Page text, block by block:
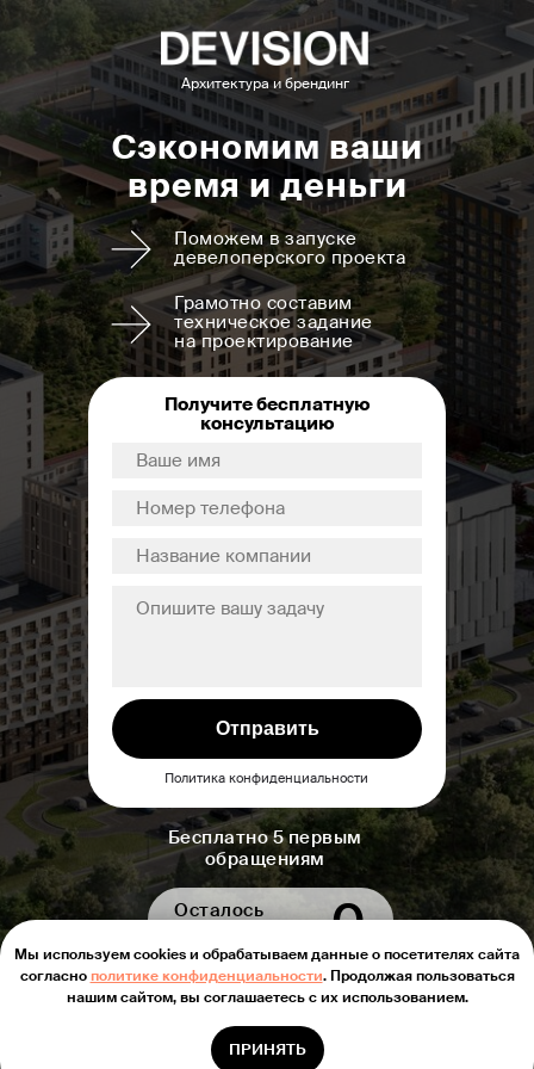
Сэкономим ваши
время и деньги
Поможем в запуске
девелоперского проекта
Грамотно составим
техническое задание
на проектирование
Получите бесплатную
консультацию
Отправить
Архитектура и брендинг
Политика конфиденциальности
Бесплатно 5 первым
обращениям
Осталось
0
более 240 проектов
Знаем, как успешно
вывести ЖК на рынок
Мы используем cookies и обрабатываем данные о посетителях сайта
согласнополитике конфиденциальности. Продолжая пользоваться
нашим сайтом, вы соглашаетесь с их использованием.
ПРИНЯТЬ